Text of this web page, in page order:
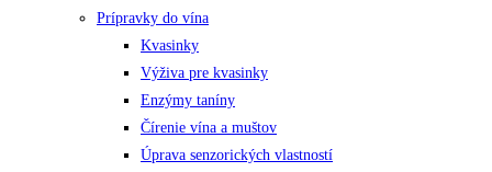
Prípravky do vína
Kvasinky
Výživa pre kvasinky
Enzýmy taníny
Čírenie vína a muštov
Úprava senzorických vlastností